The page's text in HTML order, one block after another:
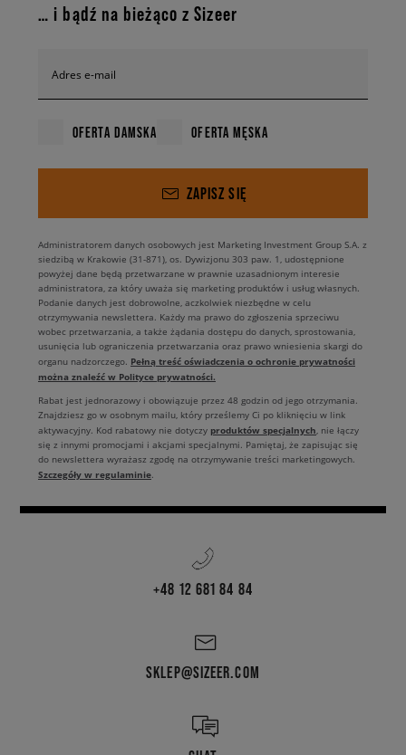
… i bądź na bieżąco z Sizeer
Adres e-mail
OFERTA DAMSKA OFERTA MĘSKA
ZAPISZ SIĘ
Administratorem danych osobowych jest Marketing Investment Group S.A. z
siedzibą w Krakowie (31-871), os. Dywizjonu 303 paw. 1, udostępnione
powyżej dane będą przetwarzane w prawnie uzasadnionym interesie
administratora, za który uważa się marketing produktów i usług własnych.
Podanie danych jest dobrowolne, aczkolwiek niezbędne w celu
otrzymywania newslettera. Każdy ma prawo do zgłoszenia sprzeciwu
wobec przetwarzania, a także żądania dostępu do danych, sprostowania,
usunięcia lub ograniczenia przetwarzania oraz prawo wniesienia skargi do
organu nadzorczego. Pełną treść oświadczenia o ochronie prywatności
można znaleźć w Polityce prywatności.
Rabat jest jednorazowy i obowiązuje przez 48 godzin od jego otrzymania.
Znajdziesz go w osobnym mailu, który prześlemy Ci po kliknięciu w link
aktywacyjny. Kod rabatowy nie dotyczy produktów specjalnych, nie łączy
się z innymi promocjami i akcjami specjalnymi. Pamiętaj, że zapisując się
do newslettera wyrażasz zgodę na otrzymywanie treści marketingowych.
Szczegóły w regulaminie.
+48 12 681 84 84
SKLEP@SIZEER.COM